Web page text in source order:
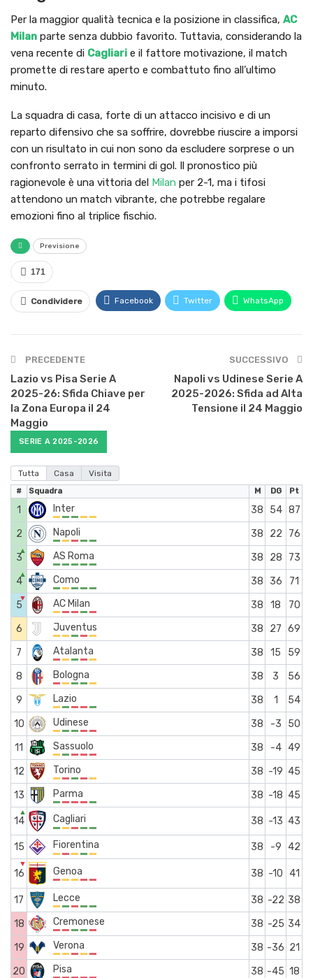
Per la maggior qualità tecnica e la posizione in classifica, AC
Milan parte senza dubbio favorito. Tuttavia, considerando la
vena recente di Cagliari e il fattore motivazione, il match
promette di restare aperto e combattuto fino all’ultimo
minuto.
La squadra di casa, forte di un attacco incisivo e di un
reparto difensivo che sa soffrire, dovrebbe riuscire a imporsi
con un risultato in cui non sono da escludere sorprese o un
confronto serrato in termini di gol. Il pronostico più
ragionevole è una vittoria del Milan per 2-1, ma i tifosi
attendono un match vibrante, che potrebbe regalare
emozioni fino al triplice fischio.
Previsione
171
Condividere Facebook Twitter WhatsApp
PRECEDENTE
Lazio vs Pisa Serie A
2025-26: Sfida Chiave per
la Zona Europa il 24
Maggio
SUCCESSIVO
Napoli vs Udinese Serie A
2025-2026: Sfida ad Alta
Tensione il 24 Maggio
SERIE A 2025-2026
Tutta Casa Visita
# Squadra M DG Pt
1 Inter 38 54 87
2
Napoli 38 22
76
3
▲ AS Roma 38 28
73
4
▲ Como 38 36
71
5
▼ AC Milan 38 18
70
6
Juventus 38 27 69
7
Atalanta 38 15
59
8
Bologna 38 3
56
9
Lazio 38 1
54
10
Udinese 38 -3
50
11
Sassuolo 38 -4
49
12
Torino 38 -19 45
13
Parma 38 -18 45
14
▲
Cagliari 38 -13 43
15 Fiorentina 38 -9 42
16
▼
Genoa 38 -10 41
17 Lecce 38 -22 38
18
Cremonese 38 -25 34
19
Verona 38 -36 21
20
Pisa 38 -45 18